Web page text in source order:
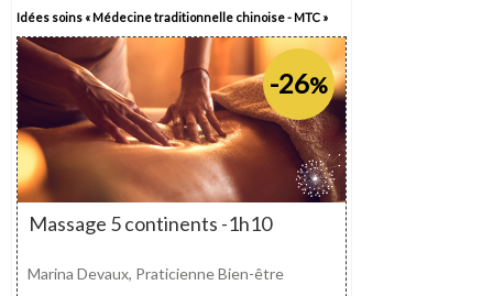
Idées soins « Médecine traditionnelle chinoise - MTC »
-26%
Massage 5 continents -1h10
Marina Devaux, Praticienne Bien-être